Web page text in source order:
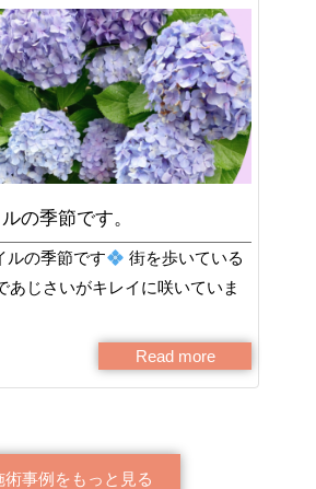
の季節です。
ルの季節です
街を歩いている
あじさいがキレイに咲いていま
Read more
術事例をもっと見る